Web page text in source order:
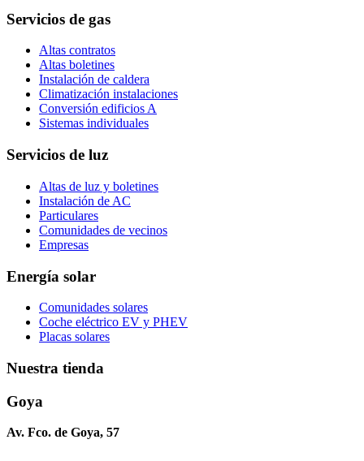
Servicios de gas
Altas contratos
Altas boletines
Instalación de caldera
Climatización instalaciones
Conversión edificios A
Sistemas individuales
Servicios de luz
Altas de luz y boletines
Instalación de AC
Particulares
Comunidades de vecinos
Empresas
Energía solar
Comunidades solares
Coche eléctrico EV y PHEV
Placas solares
Nuestra tienda
Goya
Av. Fco. de Goya, 57